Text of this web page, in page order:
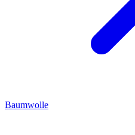
Baumwolle